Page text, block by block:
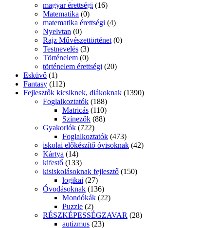
magyar érettségi (16)
Matematika (0)
matematika érettségi (4)
Nyelvtan (0)
Rajz Művészettörténet (0)
Testnevelés (3)
Történelem (0)
történelem érettségi (20)
Esküvő (1)
Fantasy (112)
Fejlesztők kicsiknek, diákoknak (1390)
Foglalkoztatók (188)
Matricás (110)
Színezők (88)
Gyakorlók (722)
Foglalkoztatók (473)
iskolai előkészítő óvisoknak (42)
Kártya (14)
kifestő (133)
kisiskolásoknak fejlesztő (150)
logikai (27)
Óvodásoknak (136)
Mondókák (22)
Puzzle (2)
RÉSZKÉPESSÉGZAVAR (28)
autizmus (23)